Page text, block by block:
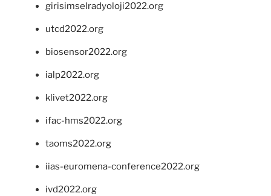
girisimselradyoloji2022.org
utcd2022.org
biosensor2022.org
ialp2022.org
klivet2022.org
ifac-hms2022.org
taoms2022.org
iias-euromena-conference2022.org
ivd2022.org